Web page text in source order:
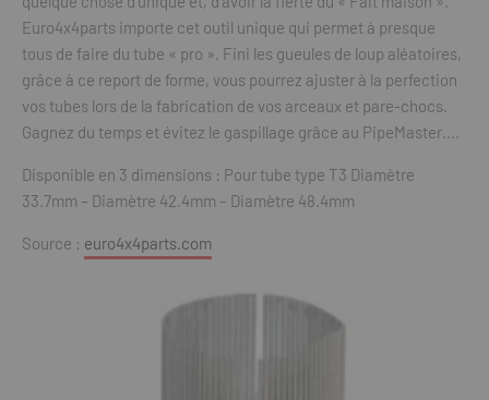
Euro4x4parts importe cet outil unique qui permet à presque
tous de faire du tube « pro ». Fini les gueules de loup aléatoires,
grâce à ce report de forme, vous pourrez ajuster à la perfection
vos tubes lors de la fabrication de vos arceaux et pare-chocs.
Gagnez du temps et évitez le gaspillage grâce au PipeMaster….
Disponible en 3 dimensions : Pour tube type T3 Diamètre
33.7mm – Diamètre 42.4mm – Diamètre 48.4mm
Source : euro4x4parts.com